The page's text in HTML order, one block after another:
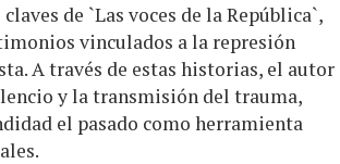
de `Las voces de la República`,
vinculados a la represión
A través de estas historias, el autor
y la transmisión del trauma,
el pasado como herramienta